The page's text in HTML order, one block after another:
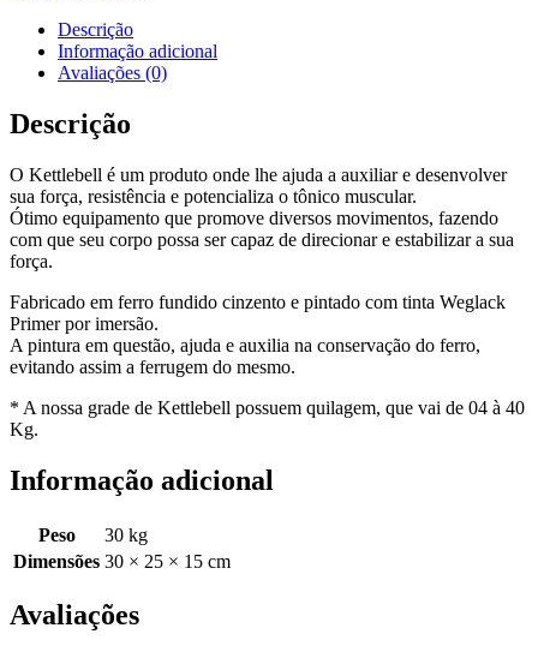
Descrição
Informação adicional
Avaliações (0)
Descrição
O Kettlebell é um produto onde lhe ajuda a auxiliar e desenvolver
sua força, resistência e potencializa o tônico muscular.
Ótimo equipamento que promove diversos movimentos, fazendo
com que seu corpo possa ser capaz de direcionar e estabilizar a sua
força.
Fabricado em ferro fundido cinzento e pintado com tinta Weglack
Primer por imersão.
A pintura em questão, ajuda e auxilia na conservação do ferro,
evitando assim a ferrugem do mesmo.
* A nossa grade de Kettlebell possuem quilagem, que vai de 04 à 40
Kg.
Informação adicional
Peso
30 kg
Dimensões 30 × 25 × 15 cm
Avaliações